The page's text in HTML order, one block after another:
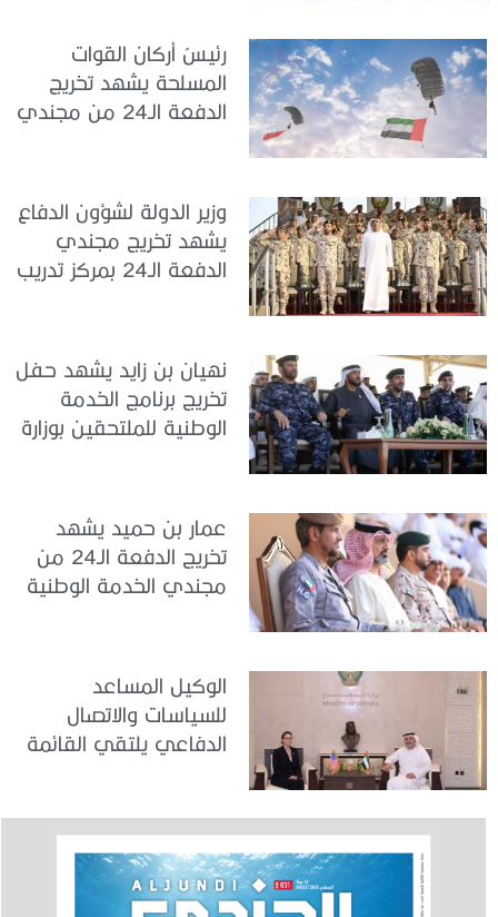
رئيسُ أركان القوات
المسلحة يشهد تخريج
الدفعة الـ24 من مجندي
وزير الدولة لشؤون الدفاع
يشهد تخريج مجندي
الدفعة الـ24 بمركز تدريب
نهيان بن زايد يشهد حفل
تخريج برنامج الخدمة
الوطنية للملتحقين بوزارة
عمار بن حميد يشهد
تخريج الدفعة الـ24 من
مجندي الخدمة الوطنية
الوكيل المساعد
للسياسات والاتصال
الدفاعي يلتقي القائمة